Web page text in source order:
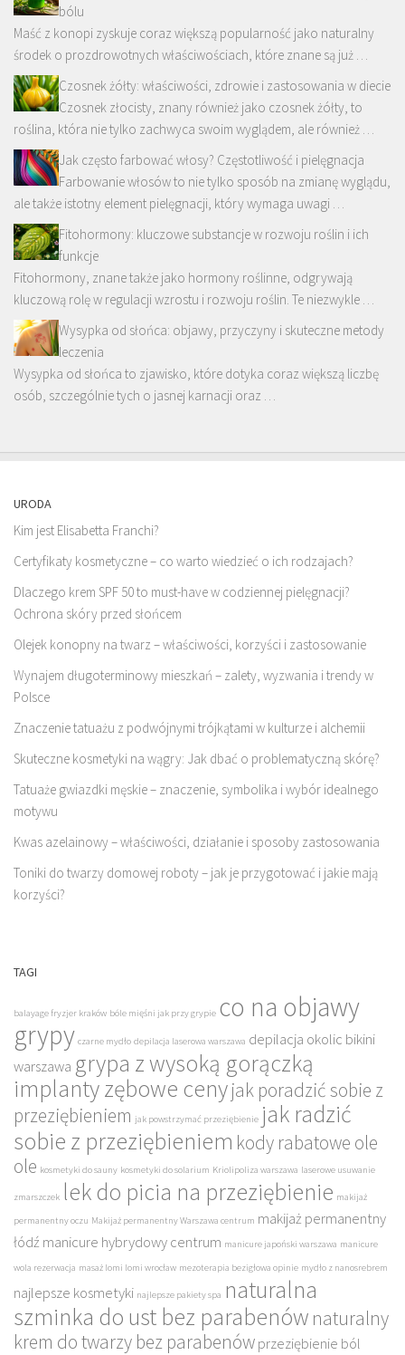
bólu
Maść z konopi zyskuje coraz większą popularność jako naturalny
środek o prozdrowotnych właściwościach, które znane są już …
Czosnek żółty: właściwości, zdrowie i zastosowania w diecie
Czosnek złocisty, znany również jako czosnek żółty, to
roślina, która nie tylko zachwyca swoim wyglądem, ale również …
Jak często farbować włosy? Częstotliwość i pielęgnacja
Farbowanie włosów to nie tylko sposób na zmianę wyglądu,
ale także istotny element pielęgnacji, który wymaga uwagi …
Fitohormony: kluczowe substancje w rozwoju roślin i ich
funkcje
Fitohormony, znane także jako hormony roślinne, odgrywają
kluczową rolę w regulacji wzrostu i rozwoju roślin. Te niezwykle …
Wysypka od słońca: objawy, przyczyny i skuteczne metody
leczenia
Wysypka od słońca to zjawisko, które dotyka coraz większą liczbę
osób, szczególnie tych o jasnej karnacji oraz …
URODA
Kim jest Elisabetta Franchi?
Certyfikaty kosmetyczne – co warto wiedzieć o ich rodzajach?
Dlaczego krem SPF 50 to must-have w codziennej pielęgnacji?
Ochrona skóry przed słońcem
Olejek konopny na twarz – właściwości, korzyści i zastosowanie
Wynajem długoterminowy mieszkań – zalety, wyzwania i trendy w
Polsce
Znaczenie tatuażu z podwójnymi trójkątami w kulturze i alchemii
Skuteczne kosmetyki na wągry: Jak dbać o problematyczną skórę?
Tatuaże gwiazdki męskie – znaczenie, symbolika i wybór idealnego
motywu
Kwas azelainowy – właściwości, działanie i sposoby zastosowania
Toniki do twarzy domowej roboty – jak je przygotować i jakie mają
korzyści?
TAGI
balayage fryzjer kraków bóle mięśni jak przy grypie co na objawy
grypy czarne mydło depilacja laserowa warszawa depilacja okolic bikini
warszawa grypa z wysoką gorączką
implanty zębowe cenyjak poradzić sobie z
przeziębieniem jak powstrzymać przeziębienie jak radzić
sobie z przeziębieniem kody rabatowe ole
ole kosmetyki do sauny kosmetyki do solarium Kriolipoliza warszawa laserowe usuwanie
zmarszczek lek do picia na przeziębienie makijaż
permanentny oczu Makijaż permanentny Warszawa centrum makijaż permanentny
łódź manicure hybrydowy centrum manicure japoński warszawa manicure
wola rezerwacja masaż lomi lomi wrocław mezoterapia bezigłowa opinie mydło z nanosrebrem
najlepsze kosmetyki najlepsze pakiety spa naturalna
szminka do ust bez parabenów naturalny
krem do twarzy bez parabenówprzeziębienie ból